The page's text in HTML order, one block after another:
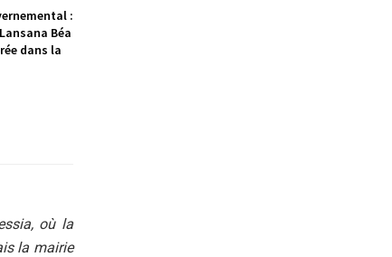
:
Béa
dans la
où la
la mairie